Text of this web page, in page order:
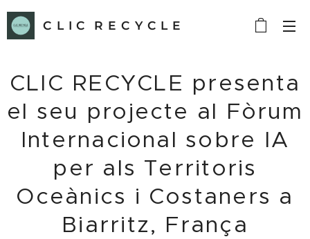
C L I C R E C Y C L E
CLIC RECYCLE presenta
el seu projecte al Fòrum
Internacional sobre IA
per als Territoris
Oceànics i Costaners a
Biarritz, França